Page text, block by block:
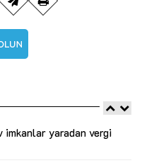
yaradan vergi